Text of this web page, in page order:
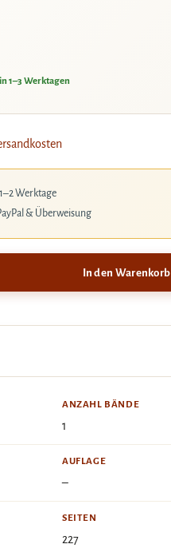
1–3 Werktagen
Werktage
& Überweisung
In den Warenkorb
ANZAHL BÄNDE
1
AUFLAGE
–
SEITEN
227